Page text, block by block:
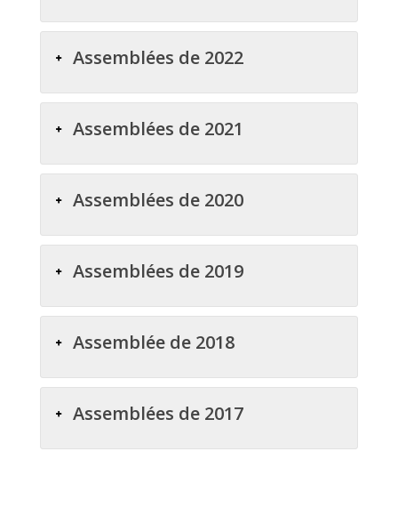
Assemblées de 2022
Assemblées de 2021
Assemblées de 2020
Assemblées de 2019
Assemblée de 2018
Assemblées de 2017